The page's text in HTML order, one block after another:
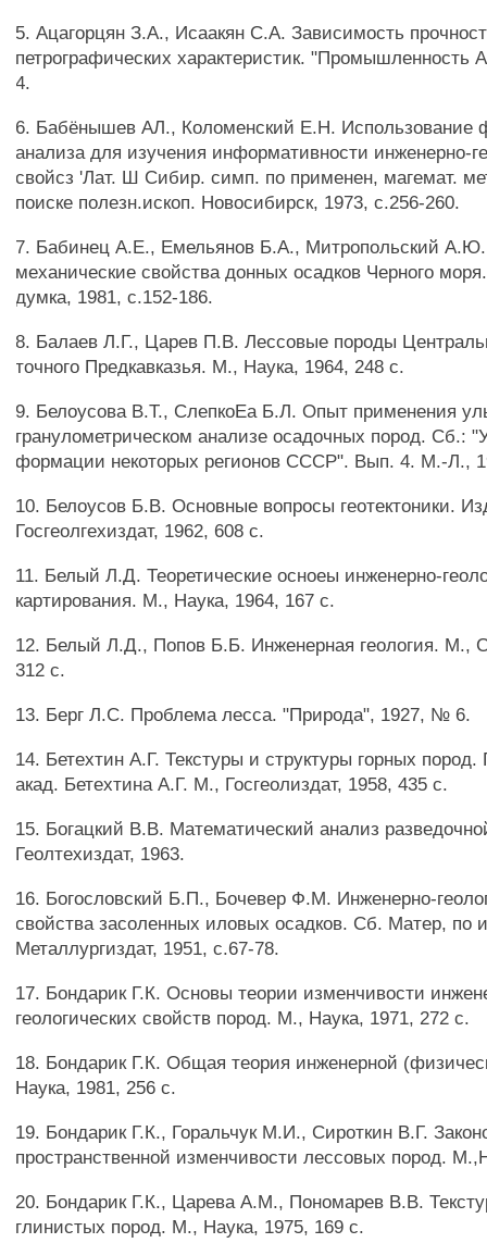
5. Ацагорцян З.А., Исаакян С.А. Зависимость
петрографических характеристик. "Промышленность
4.
6. Бабёнышев АЛ., Коломенский Е.Н. Использование
анализа для изучения информативности инженерно-
свойсз 'Лат. Ш Сибир. симп. по применен, магемат.
поиске полезн.ископ. Новосибирск, 1973, с.256-260.
7. Бабинец А.Е., Емельянов Б.А., Митропольский
механические свойства донных осадков Черного
думка, 1981, с.152-186.
8. Балаев Л.Г., Царев П.В. Лессовые породы
точного Предкавказья. М., Наука, 1964, 248 с.
9. Белоусова В.Т., СлепкоЕа Б.Л. Опыт применения
гранулометрическом анализе осадочных пород. Сб.:
формации некоторых регионов СССР". Вып. 4. М.-Л.,
10. Белоусов Б.В. Основные вопросы геотектоники.
Госгеолгехиздат, 1962, 608 с.
11. Белый Л.Д. Теоретические осноеы инженерно-
картирования. М., Наука, 1964, 167 с.
12. Белый Л.Д., Попов Б.Б. Инженерная геология. М.,
312 с.
13. Берг Л.С. Проблема лесса. "Природа", 1927, № 6.
14. Бетехтин А.Г. Текстуры и структуры горных
акад. Бетехтина А.Г. М., Госгеолиздат, 1958, 435 с.
15. Богацкий В.В. Математический анализ
Геолтехиздат, 1963.
16. Богословский Б.П., Бочевер Ф.М. Инженерно-
свойства засоленных иловых осадков. Сб. Матер, по
Металлургиздат, 1951, с.67-78.
17. Бондарик Г.К. Основы теории изменчивости
геологических свойств пород. М., Наука, 1971, 272 с.
18. Бондарик Г.К. Общая теория инженерной
Наука, 1981, 256 с.
19. Бондарик Г.К., Горальчук М.И., Сироткин В.Г.
пространственной изменчивости лессовых пород.
20. Бондарик Г.К., Царева A.M., Пономарев В.В.
глинистых пород. М., Наука, 1975, 169 с.